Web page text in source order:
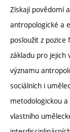
Získají povědomí
antropologické a
posloužit z
základu pro jejich
významu
sociálních i
metodologickou
vlastního